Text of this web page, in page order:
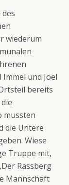
wiederum
und Joel
bereits
mussten
die Untere
Wiese
Truppe mit,
Rassberg
Mannschaft